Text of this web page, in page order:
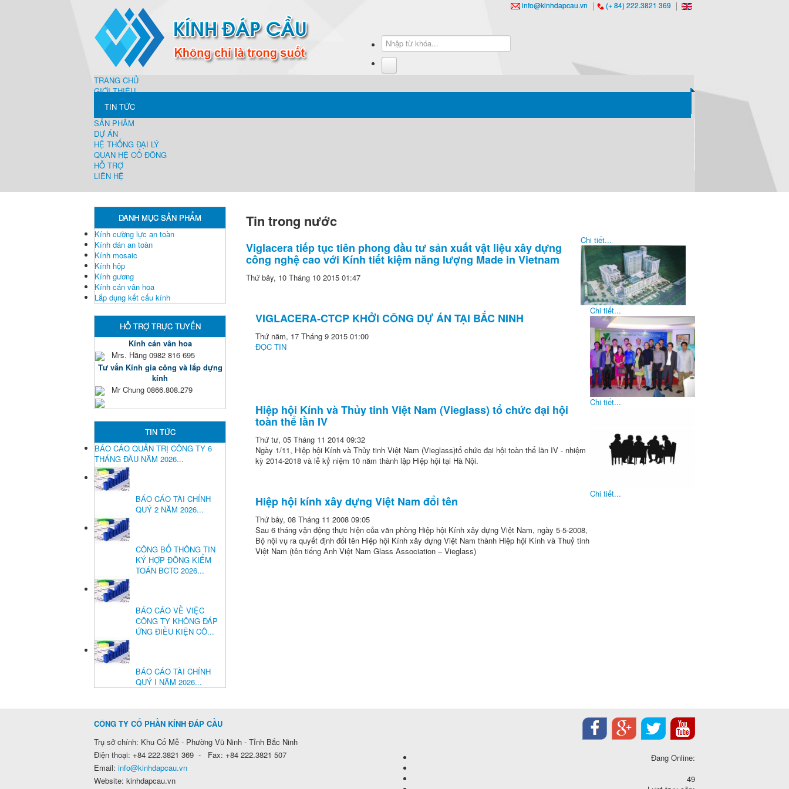
info@kinhdapcau.vn (+ 84) 222.3821 369
TRANG CHỦ
GIỚI THIỆU
TIN TỨC
SẢN PHẨM
DỰ ÁN
HỆ THỐNG ĐẠI LÝ
QUAN HỆ CỔ ĐÔNG
HỖ TRỢ
LIÊN HỆ
DANH MỤC SẢN PHẨM
Kính cường lực an toàn
Kính dán an toàn
Kính mosaic
Kính hộp
Kính gương
Kính cán vân hoa
Lắp dụng kết cấu kính
HỖ TRỢ TRỰC TUYẾN
Kính cán vân hoa
Mrs. Hằng 0982 816 695
Tư vấn Kính gia công và lắp dựng
kính
Mr Chung 0866.808.279
TIN TỨC
BÁO CÁO QUẢN TRỊ CÔNG TY 6
THÁNG ĐẦU NĂM 2026...
BÁO CÁO TÀI CHÍNH
QUÝ 2 NĂM 2026...
CÔNG BỐ THÔNG TIN
KÝ HỢP ĐỒNG KIỂM
TOÁN BCTC 2026...
BÁO CÁO VỀ VIỆC
CÔNG TY KHÔNG ĐÁP
ỨNG ĐIỀU KIỆN CÔ...
BÁO CÁO TÀI CHÍNH
QUÝ I NĂM 2026...
Tin trong nước
Viglacera tiếp tục tiên phong đầu tư sản xuất vật liệu xây dựng
công nghệ cao với Kính tiết kiệm năng lượng Made in Vietnam
Thứ bảy, 10 Tháng 10 2015 01:47
Chi tiết...
VIGLACERA-CTCP KHỞI CÔNG DỰ ÁN TẠI BẮC NINH
Thứ năm, 17 Tháng 9 2015 01:00
ĐỌC TIN
Chi tiết...
Hiệp hội Kính và Thủy tinh Việt Nam (Vieglass) tổ chức đại hội
toàn thể lần IV
Thứ tư, 05 Tháng 11 2014 09:32
Ngày 1/11, Hiệp hội Kính và Thủy tinh Việt Nam (Vieglass)tổ chức đại hội toàn thể lần IV - nhiệm
kỳ 2014-2018 và lễ kỷ niệm 10 năm thành lập Hiệp hội tại Hà Nội.
Chi tiết...
Hiệp hội kính xây dựng Việt Nam đổi tên
Thứ bảy, 08 Tháng 11 2008 09:05
Sau 6 tháng vận động thực hiện của văn phòng Hiệp hội Kính xây dựng Việt Nam, ngày 5-5-2008,
Bộ nội vụ ra quyết định đổi tên Hiệp hội Kính xây dựng Việt Nam thành Hiệp hội Kính và Thuỷ tinh
Việt Nam (tên tiếng Anh Việt Nam Glass Association – Vieglass)
Chi tiết...
CÔNG TY CỔ PHẦN KÍNH ĐÁP CẦU
Trụ sở chính: Khu Cổ Mễ - Phường Vũ Ninh - Tỉnh Bắc Ninh
Điện thoại: +84 222.3821 369 - Fax: +84 222.3821 507
Email: info@kinhdapcau.vn
Website: kinhdapcau.vn
Đang Online:
49